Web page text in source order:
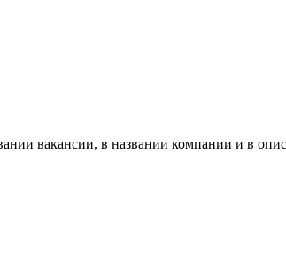
вакансии, в названии компании и в